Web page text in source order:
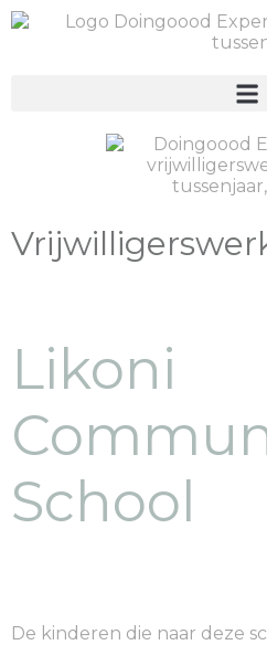
Likoni
School
De kinderen die naar deze